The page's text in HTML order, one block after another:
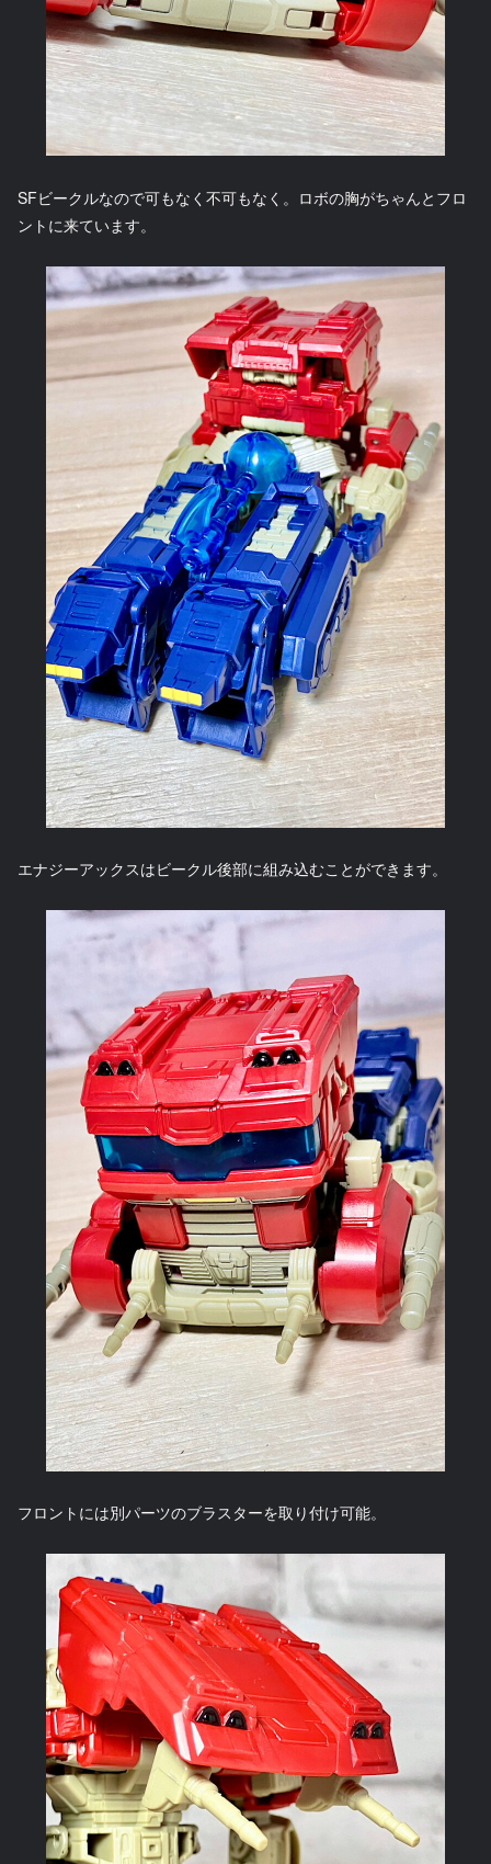
SFビークルなので可もなく不可もなく。ロボの胸がちゃんとフロ
ントに来ています。
エナジーアックスはビークル後部に組み込むことができます。
フロントには別パーツのブラスターを取り付け可能。